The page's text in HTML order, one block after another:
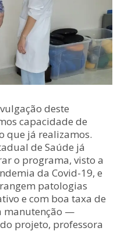
deste
capacidade de
que já realizamos.
de Saúde já
o programa, visto a
da Covid-19, e
patologias
e com boa taxa de
manutenção —
projeto, professora